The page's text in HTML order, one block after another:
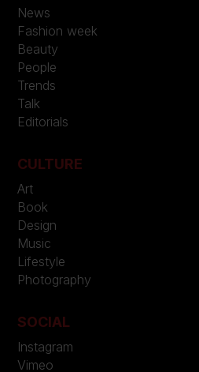
News
Fashion week
Beauty
People
Trends
Talk
Editorials
CULTURE
Art
Book
Design
Music
Lifestyle
Photography
SOCIAL
Instagram
Vimeo